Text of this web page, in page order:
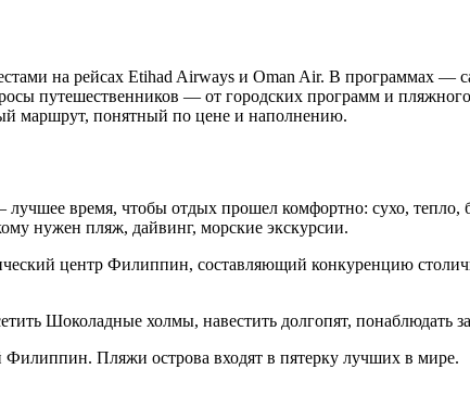
на рейсах Etihad Airways и Oman Air. В программах
путешественников — от городских программ и
маршрут, понятный по цене и наполнению.
время, чтобы отдых прошел комфортно: сухо, тепло,
нужен пляж, дайвинг, морские экскурсии.
центр Филиппин, составляющий конкуренцию
Шоколадные холмы, навестить долгопят, понаблюдать
Пляжи острова входят в пятерку лучших в мире.